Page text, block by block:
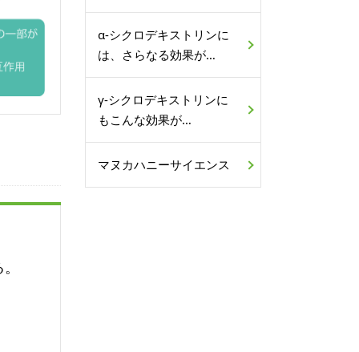
α-シクロデキストリンに
は、さらなる効果が…
γ-シクロデキストリンに
もこんな効果が…
マヌカハニーサイエンス